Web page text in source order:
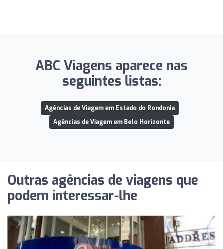
ABC Viagens aparece nas
seguintes listas:
Agências de Viagem em Estado do Rondonia
Agências de Viagem em Belo Horizonte
Outras agências de viagens que
podem interessar-lhe